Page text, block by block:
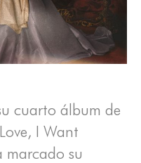
cuarto álbum de
I Want
marcado su